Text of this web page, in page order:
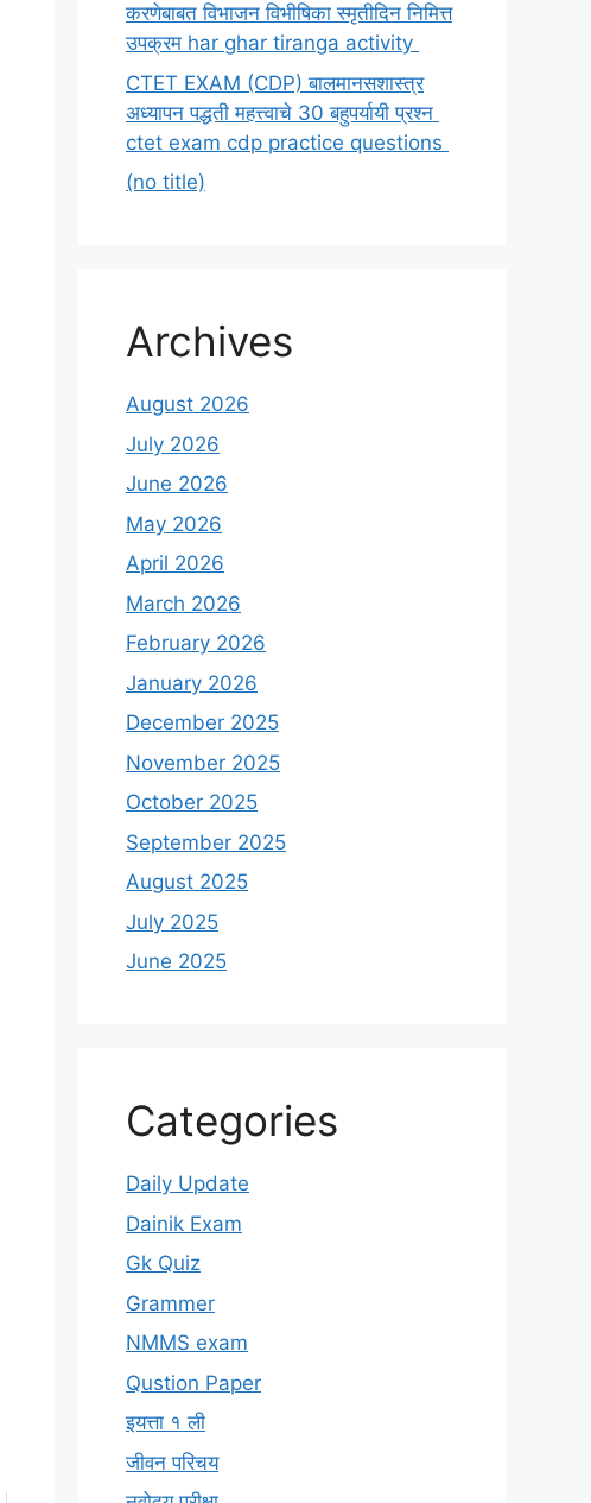
करणेबाबत विभाजन विभीषिका स्मृतीदिन निमित्त
उपक्रम har ghar tiranga activity
CTET EXAM (CDP) बालमानसशास्त्र
अध्यापन पद्धती महत्त्वाचे 30 बहुपर्यायी प्रश्न
ctet exam cdp practice questions
(no title)
Archives
August 2026
July 2026
June 2026
May 2026
April 2026
March 2026
February 2026
January 2026
December 2025
November 2025
October 2025
September 2025
August 2025
July 2025
June 2025
Categories
Daily Update
Dainik Exam
Gk Quiz
Grammer
NMMS exam
Qustion Paper
इयत्ता १ ली
जीवन परिचय